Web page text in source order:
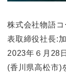
株式会社物語
表取締役社長:
2023年６⽉28
(香川県高松市)